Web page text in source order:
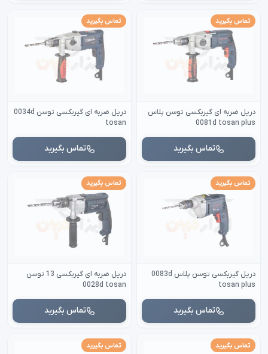
تماس بگیرید
دریل ضربه ای گیربکسی توسن پلاس
0081d tosan plus
تماس بگیرید
تماس بگیرید
دریل ضربه ای گیربکسی توسن 0034d
tosan
تماس بگیرید
تماس بگیرید
دریل گیربکسی توسن پلاس 0083d
tosan plus
تماس بگیرید
تماس بگیرید
دریل ضربه ای گیربکسی 13 توسن
0028d tosan
تماس بگیرید
تماس بگیرید تماس بگیرید